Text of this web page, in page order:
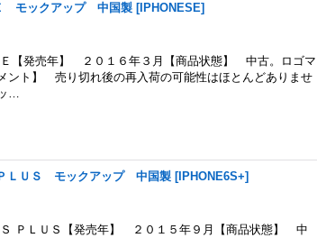
モックアップ 中国製 [IPHONESE]
【発売年】 ２０１６年３月【商品状態】 中古。ロゴマ
ント】 売り切れ後の再入荷の可能性はほとんどありませ
…
ＬＵＳ モックアップ 中国製 [IPHONE6S+]
ＰＬＵＳ【発売年】 ２０１５年９月【商品状態】 中